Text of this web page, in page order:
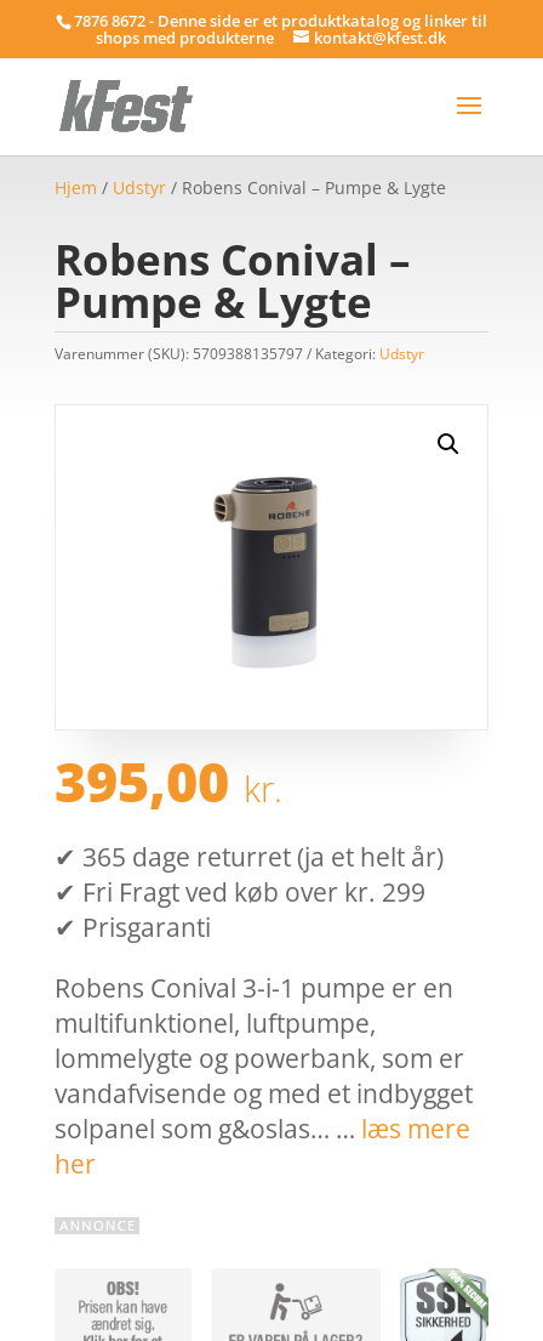
7876 8672 - Denne side er et produktkatalog og linker til
shops med produkterne kontakt@kfest.dk
Hjem / Udstyr/ Robens Conival – Pumpe & Lygte
Robens Conival –
Pumpe & Lygte
Varenummer (SKU): 5709388135797 Kategori: Udstyr
395,00 kr.
✔ 365 dage returret (ja et helt år)
✔ Fri Fragt ved køb over kr. 299
✔ Prisgaranti
Robens Conival 3-i-1 pumpe er en
multifunktionel, luftpumpe,
lommelygte og powerbank, som er
vandafvisende og med et indbygget
solpanel som g&oslas… … læs mere
her